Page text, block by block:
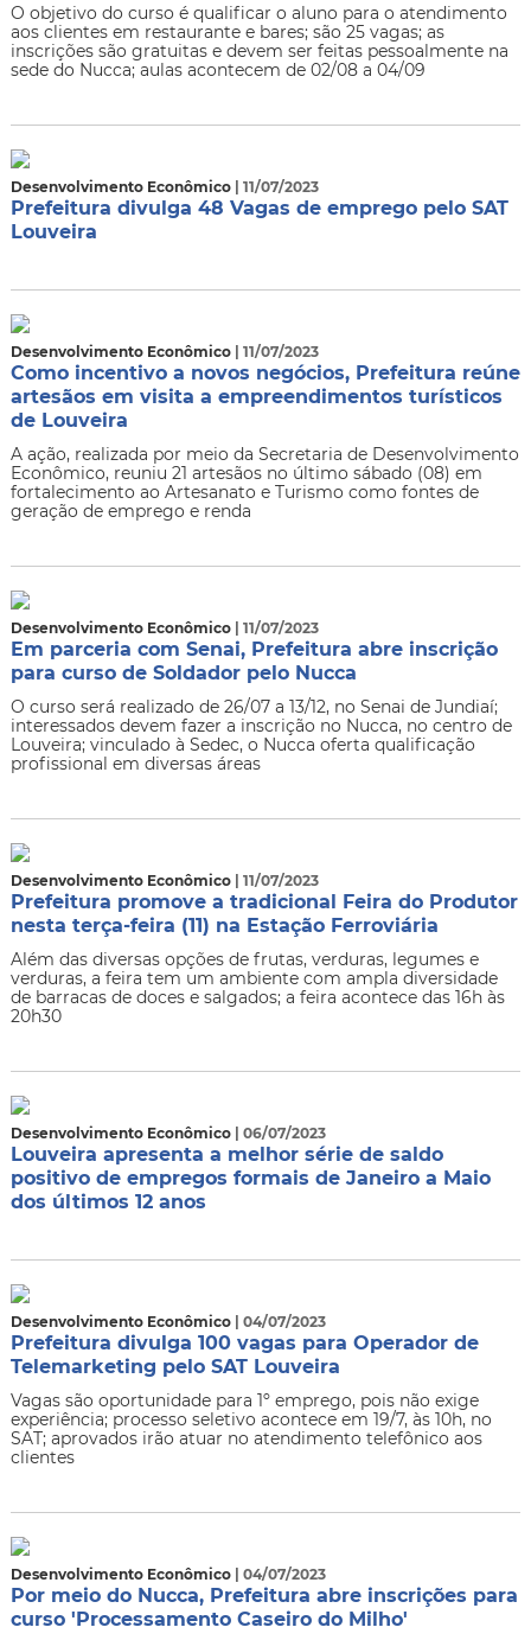
O objetivo do curso é qualificar o aluno para o atendimento
aos clientes em restaurante e bares; são 25 vagas; as
inscrições são gratuitas e devem ser feitas pessoalmente na
sede do Nucca; aulas acontecem de 02/08 a 04/09
Desenvolvimento Econômico | 11/07/2023
Prefeitura divulga 48 Vagas de emprego pelo SAT
Louveira
Desenvolvimento Econômico | 11/07/2023
Como incentivo a novos negócios, Prefeitura reúne
artesãos em visita a empreendimentos turísticos
de Louveira
A ação, realizada por meio da Secretaria de Desenvolvimento
Econômico, reuniu 21 artesãos no último sábado (08) em
fortalecimento ao Artesanato e Turismo como fontes de
geração de emprego e renda
Desenvolvimento Econômico | 11/07/2023
Em parceria com Senai, Prefeitura abre inscrição
para curso de Soldador pelo Nucca
O curso será realizado de 26/07 a 13/12, no Senai de Jundiaí;
interessados devem fazer a inscrição no Nucca, no centro de
Louveira; vinculado à Sedec, o Nucca oferta qualificação
profissional em diversas áreas
Desenvolvimento Econômico | 11/07/2023
Prefeitura promove a tradicional Feira do Produtor
nesta terça-feira (11) na Estação Ferroviária
Além das diversas opções de frutas, verduras, legumes e
verduras, a feira tem um ambiente com ampla diversidade
de barracas de doces e salgados; a feira acontece das 16h às
20h30
Desenvolvimento Econômico | 06/07/2023
Louveira apresenta a melhor série de saldo
positivo de empregos formais de Janeiro a Maio
dos últimos 12 anos
Desenvolvimento Econômico | 04/07/2023
Prefeitura divulga 100 vagas para Operador de
Telemarketing pelo SAT Louveira
Vagas são oportunidade para 1º emprego, pois não exige
experiência; processo seletivo acontece em 19/7, às 10h, no
SAT; aprovados irão atuar no atendimento telefônico aos
clientes
Desenvolvimento Econômico | 04/07/2023
Por meio do Nucca, Prefeitura abre inscrições para
curso 'Processamento Caseiro do Milho'